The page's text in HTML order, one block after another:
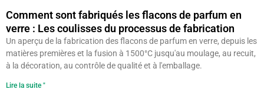
Comment sont fabriqués les flacons de parfum en
verre : Les coulisses du processus de fabrication
Un aperçu de la fabrication des flacons de parfum en verre, depuis les
matières premières et la fusion à 1500°C jusqu'au moulage, au recuit,
à la décoration, au contrôle de qualité et à l'emballage.
Lire la suite "